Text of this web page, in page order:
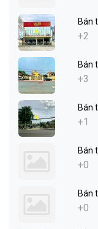
Bán
+2
Bán
+3
Bán
+1
Bán
+0
Bán
+0